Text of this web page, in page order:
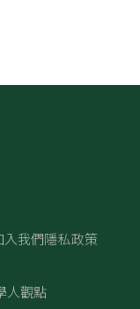
入我們隱私政策
人觀點